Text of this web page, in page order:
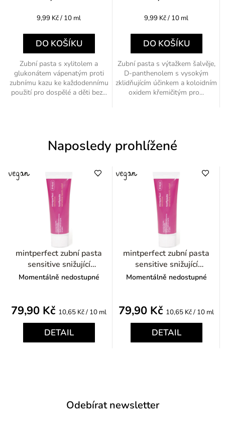
Měrná
9,99 Kč / 10 ml
DO KOŠÍKU
Zubní pasta s xylitolem a
glukonátem vápenatým proti
zubnímu kazu ke každodennímu
použití pro dospělé a děti bez...
Měrná
9,99 Kč / 10 ml
DO KOŠÍKU
Zubní pasta s výtažkem šalvěje,
D-panthenolem s vysokým
zklidňujícím účinkem a koloidním
oxidem křemičitým pro...
Naposledy prohlížené
mintperfect zubní pasta
sensitive snižující
přecitlivělost 75ml
Momentálně nedostupné
79,90 Kč Měrná
cena:
10,65 Kč / 10 ml
DETAIL
mintperfect zubní pasta
sensitive snižující
přecitlivělost 75ml
Momentálně nedostupné
79,90 Kč Měrná
cena:
10,65 Kč / 10 ml
DETAIL
Odebírat newsletter